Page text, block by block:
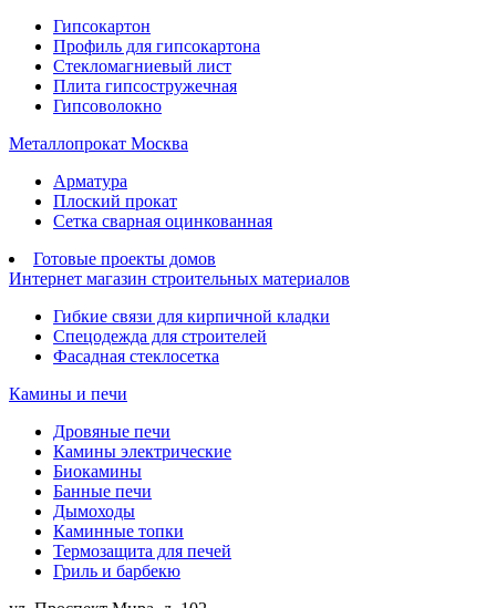
Гипсокартон
Профиль для гипсокартона
Стекломагниевый лист
Плита гипсостружечная
Гипсоволокно
Металлопрокат Москва
Арматура
Плоский прокат
Сетка сварная оцинкованная
Готовые проекты домов
Интернет магазин строительных материалов
Гибкие связи для кирпичной кладки
Спецодежда для строителей
Фасадная стеклосетка
Камины и печи
Дровяные печи
Камины электрические
Биокамины
Банные печи
Дымоходы
Каминные топки
Термозащита для печей
Гриль и барбекю